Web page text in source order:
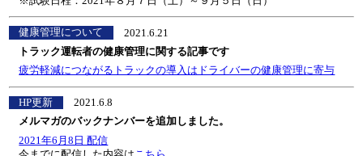
健康管理について
2021.6.21
トラック運転者の健康管理に関する記事です
疲労軽減につながるトラックの導入はドライバーの健康管理に寄与
HP更新
2021.6.8
メルマガのバックナンバーを追加しました。
2021年6月8日 配信